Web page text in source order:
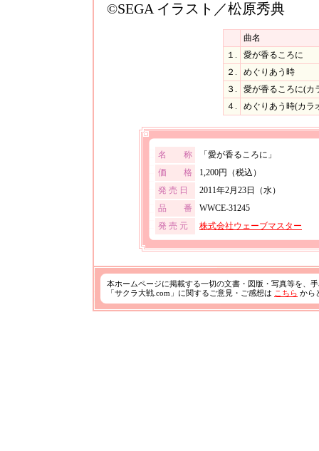
©SEGA イラスト／松原秀典
曲名
１.
愛が香るころに
２.
めぐりあう時
３.
愛が香るころに(カ
４.
めぐりあう時(カラ
名 称
「愛が香るころに」
価 格
1,200円（税込）
発 売 日
2011年2月23日（水）
品 番
WWCE-31245
発 売 元
株式会社ウェーブマスター
本ホームページに掲載する一切の文書・図版・写真等を、
「サクラ大戦.com」に関するご意見・ご感想は こちら から